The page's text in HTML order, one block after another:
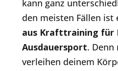
kann ganz
den meisten Fällen ist
aus Krafttraining für
Ausdauersport. Denn
verleihen deinem